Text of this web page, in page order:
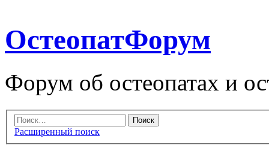
ОстеопатФорум
Форум об остеопатах и
Расширенный поиск